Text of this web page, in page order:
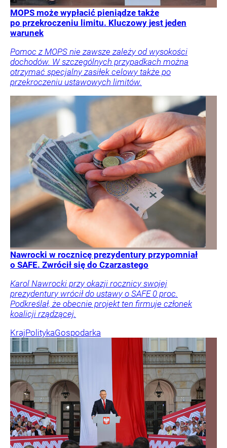
MOPS może wypłacić pieniądze także
po przekroczeniu limitu. Kluczowy jest jeden
warunek
Pomoc z MOPS nie zawsze zależy od wysokości
dochodów. W szczególnych przypadkach można
otrzymać specjalny zasiłek celowy także po
przekroczeniu ustawowych limitów.
Nawrocki w rocznicę prezydentury przypomniał
o SAFE. Zwrócił się do Czarzastego
Karol Nawrocki przy okazji rocznicy swojej
prezydentury wrócił do ustawy o SAFE 0 proc.
Podkreślał, że obecnie projekt ten firmuje członek
koalicji rządzącej.
KrajPolitykaGospodarka